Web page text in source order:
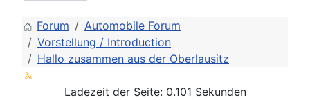
Forum
Automobile Forum
Vorstellung / Introduction
Hallo zusammen aus der Oberlausitz
Ladezeit der Seite: 0.101 Sekunden